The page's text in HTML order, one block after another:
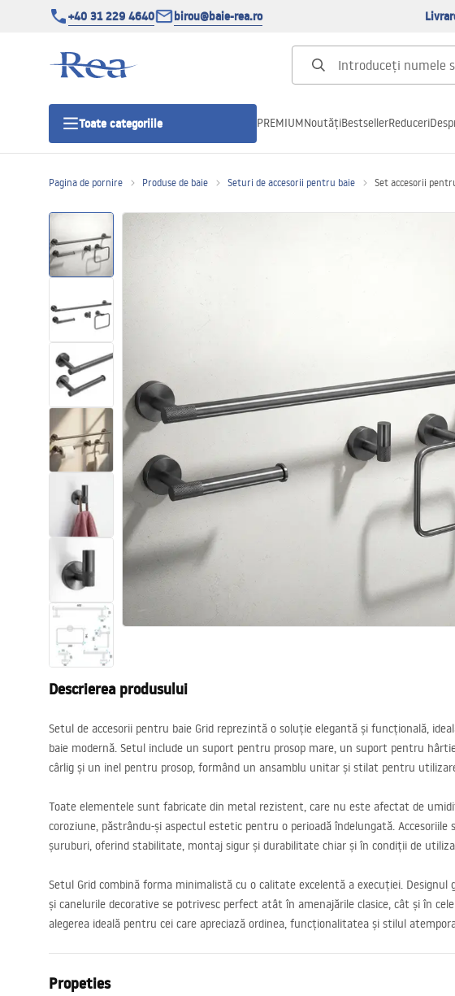
+40 31 229 4640 birou@baie-rea.ro
Toate categoriile
Usi pentru cabine de dus
Rigole Liniare
Vase WC si Bideuri
Lavoare
Cazi cu paravane
Baterii sanitare
Bucatarie
Accesorii și mobilier pentru baie
PREMIUMNoutățiBestsellerReduceri
Pagina de pornire Produse de baie Seturi de accesorii pentru baie Set accesorii
Descrierea produsului
Setul de accesorii pentru baie Grid reprezintă o soluție elegantă și funcțională,
baie modernă. Setul include un suport pentru prosop mare, un suport pentru
cârlig și un inel pentru prosop, formând un ansamblu unitar și stilat pentru
Toate elementele sunt fabricate din metal rezistent, care nu este afectat de
coroziune, păstrându-și aspectul estetic pentru o perioadă îndelungată. Accesoriile
șuruburi, oferind stabilitate, montaj sigur și durabilitate chiar și în condiții de
Setul Grid combină forma minimalistă cu o calitate excelentă a execuției. Designul
și canelurile decorative se potrivesc perfect atât în amenajările clasice, cât și în
alegerea ideală pentru cei care apreciază ordinea, funcționalitatea și stilul
Propeties